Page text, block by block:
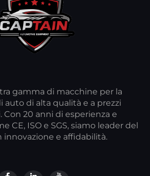
gamma di macchine per la
auto di alta qualità e a prezzi
20 anni di esperienza e
CE, ISO e SGS, siamo leader del
innovazione e affidabilità.